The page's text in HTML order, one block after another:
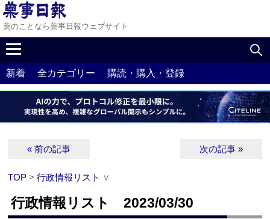
薬のことなら薬事日報ウェブサイト
新着 全カテゴリー 購読・購入・登録
« 前の記事 次の記事 »
TOP >行政情報リスト ∨
行政情報リスト 2023/03/30